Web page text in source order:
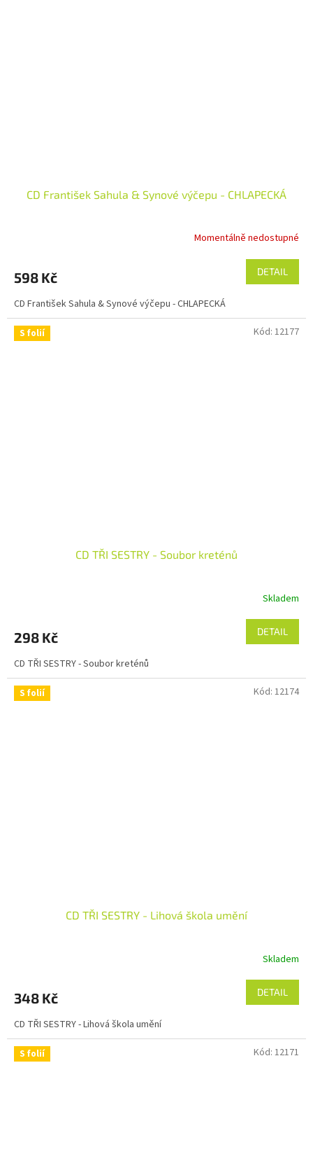
CD František Sahula & Synové výčepu - CHLAPECKÁ
Momentálně nedostupné
598 Kč DETAIL
CD František Sahula & Synové výčepu - CHLAPECKÁ
S folií
CD TŘI SESTRY - Soubor kreténů
Skladem
298 Kč DETAIL
CD TŘI SESTRY - Soubor kreténů
Kód: 12177
S folií
CD TŘI SESTRY - Lihová škola umění
Skladem
348 Kč DETAIL
CD TŘI SESTRY - Lihová škola umění
Kód: 12174
S folií Kód: 12171